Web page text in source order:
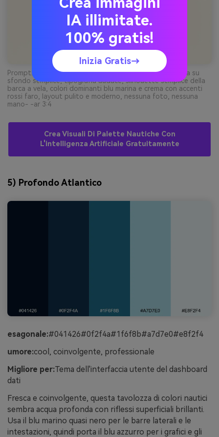
Prompt: poster grafico dell'evento per una regata estiva su
sfondo semplice, tipografia audace, silhouette semplice della
barca a vela, colori dominanti blu marina e crema con accenti
rossi faro, layout pulito e moderno, nessuna foto, nessuna
mano- -ar 3:4
Crea Visuali Di Palette Nautiche Con
L'intelligenza Artificiale Gratuitamente
5) Profondo Atlantico
esagonale:#041426#0f2f4a#1f6f8b#a7d7e0#e8f2f4
umore:cool, coinvolgente, professionale
Migliore per:Tema dell'interfaccia utente del dashboard
dati
Fresca e coinvolgente, questa tavolozza di colori nautici
sembra acqua profonda con riflessi superficiali brillanti.
Usa il blu marino quasi nero per le barre laterali e le
intestazioni, quindi porta il blu azzurro per i grafici e gli
IA illimitate.
100% gratis!
Inizia Gratis→